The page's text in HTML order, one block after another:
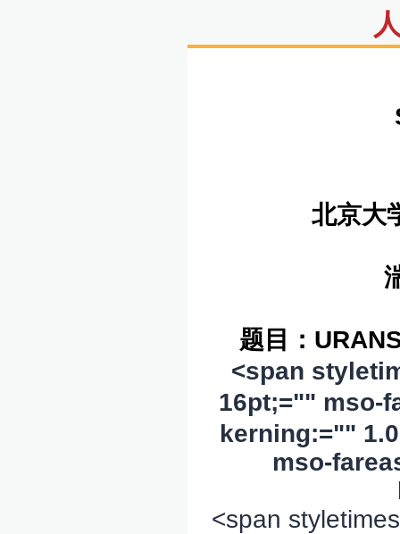
北京大
题目：
<span
16pt;="" mso-
kerning:=""
mso-
<span